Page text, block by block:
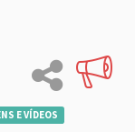
E VÍDEOS